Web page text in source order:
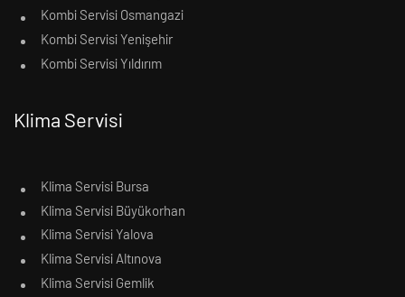
Kombi Servisi Osmangazi
Kombi Servisi Yenişehir
Kombi Servisi Yıldırım
Klima Servisi
Klima Servisi Bursa
Klima Servisi Büyükorhan
Klima Servisi Yalova
Klima Servisi Altınova
Klima Servisi Gemlik